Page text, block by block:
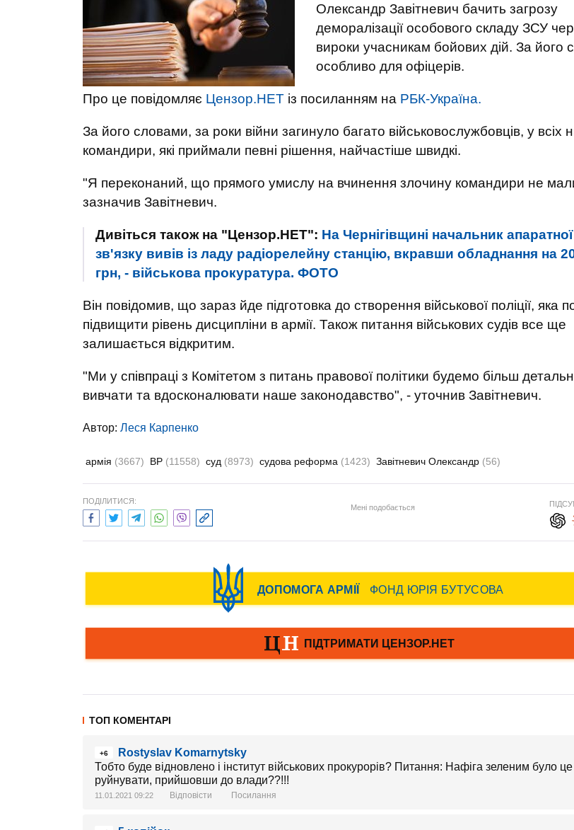
Олександр Завітневич бачить загрозу
деморалізації особового складу ЗСУ
вироки учасникам бойових дій. За його
особливо для офіцерів.
Про це повідомляє Цензор.НЕТ із посиланням на РБК-Україна.
За його словами, за роки війни загинуло багато військовослужбовців, у всіх
командири, які приймали певні рішення, найчастіше швидкі.
"Я переконаний, що прямого умислу на вчинення злочину командири не
зазначив Завітневич.
Дивіться також на "Цензор.НЕТ": На Чернігівщині начальник
зв'язку вивів із ладу радіорелейну станцію, вкравши обладнання на
грн, - військова прокуратура. ФОТО
Він повідомив, що зараз йде підготовка до створення військової поліції, яка
підвищити рівень дисципліни в армії. Також питання військових судів все ще
залишається відкритим.
"Ми у співпраці з Комітетом з питань правової політики будемо більш
вивчати та вдосконалювати наше законодавство", - уточнив Завітневич.
Автор: Леся Карпенко
армія (3667) ВР (11558) суд (8973) судова реформа (1423) Завітневич Олександр (56)
ПОДІЛИТИСЯ:
Мені подобається
ТОП КОМЕНТАРІ
+6
Rostyslav Komarnytsky
Тобто буде відновлено і інститут військових прокурорів? Питання: Нафіга зеленим було
руйнувати, прийшовши до влади??!!!
11.01.2021 09:22 Відповісти Посилання